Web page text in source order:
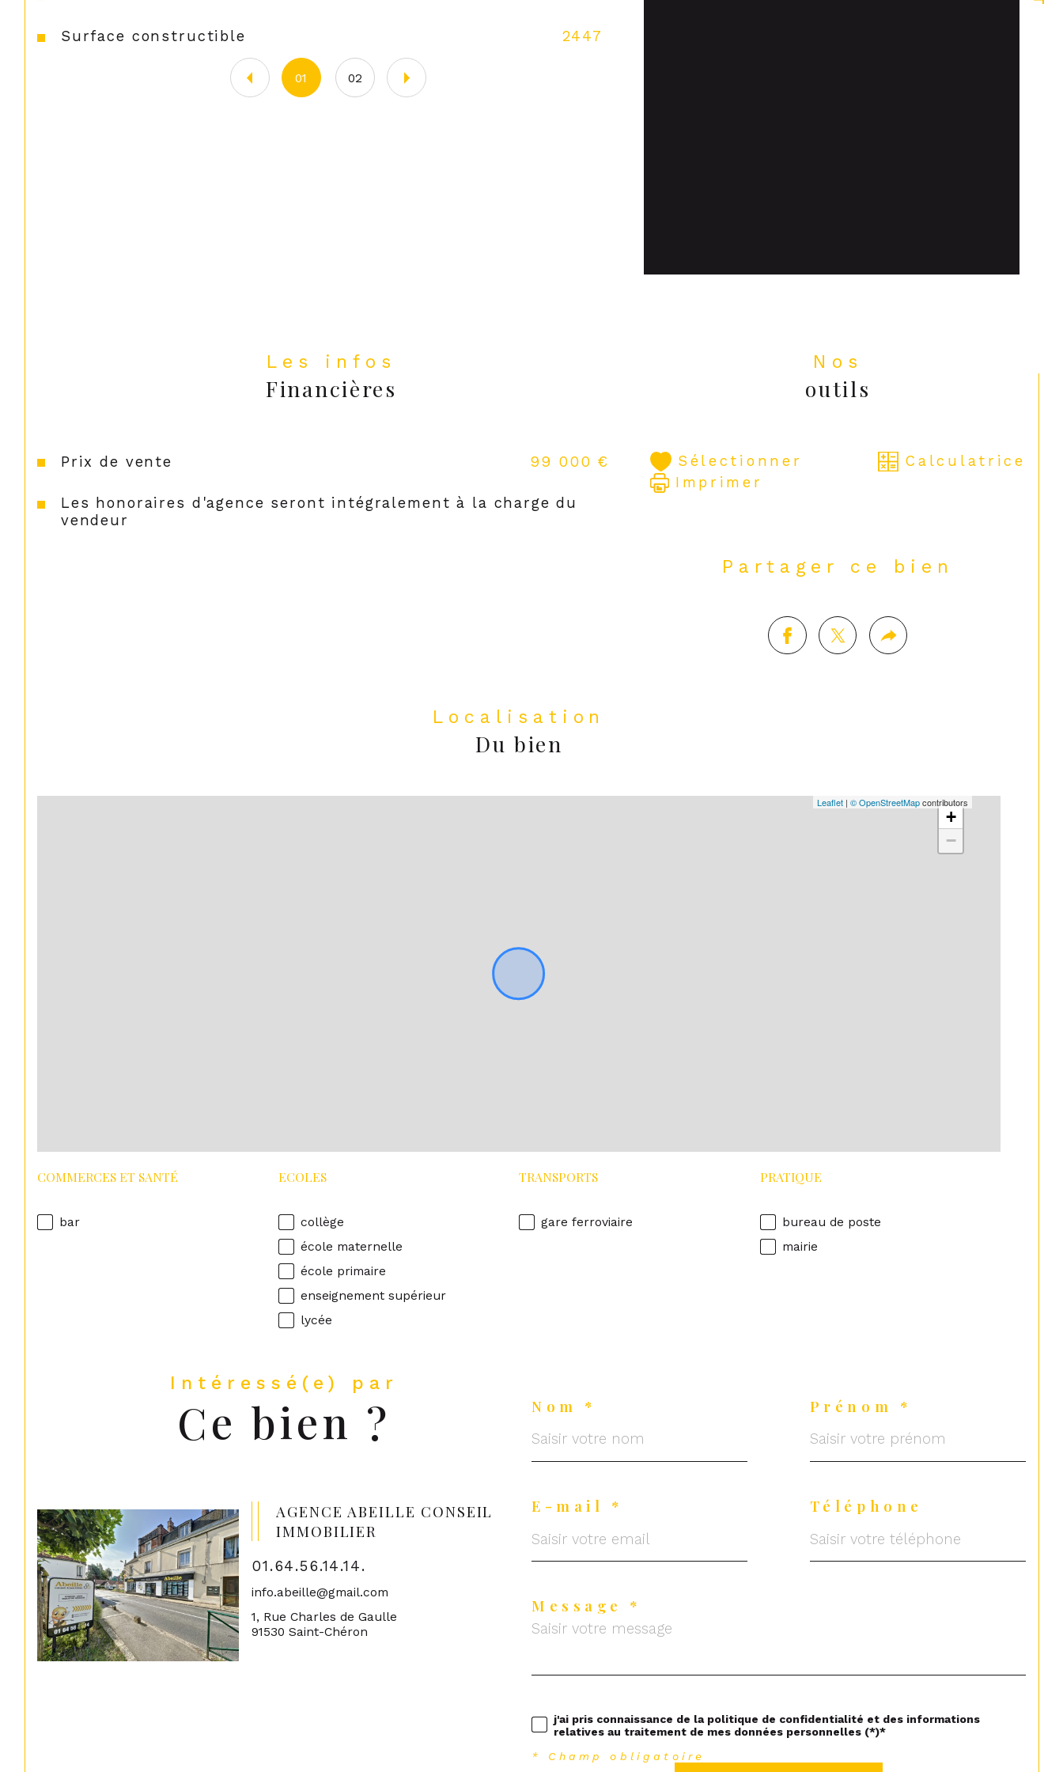
Surface constructible 2447
01 02
Les infos
Financières
Prix de vente 99 000 €
Les honoraires d'agence seront intégralement à la charge du
vendeur
Nos
outils
Sélectionner
Calculatrice
Imprimer
Partager ce bien
Localisation
Du bien
+
−
Leaflet |© OpenStreetMapcontributors
COMMERCES ET SANTÉ
bar
ECOLES
collège
école maternelle
école primaire
enseignement supérieur
lycée
TRANSPORTS
gare ferroviaire
PRATIQUE
bureau de poste
mairie
Intéressé(e) par
Ce bien ?
AGENCE ABEILLE CONSEIL
IMMOBILIER
01.64.56.14.14.
info.abeille@gmail.com
1, Rue Charles de Gaulle
91530 Saint-Chéron
Nom * Prénom *
E-mail * Téléphone
Message *
j'ai pris connaissance de la politique de confidentialité et des informations
relatives au traitement de mes données personnelles (*)*
* Champ obligatoire